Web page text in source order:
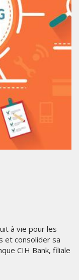
à vie pour les
et consolider sa
CIH Bank, filiale